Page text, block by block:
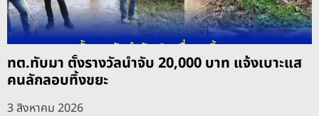
ทต.ทับมา ตั้งรางวัลนำจับ 20,000 บาท แจ้งเบาะแส
คนลักลอบทิ้งขยะ
3 สิงหาคม 2026